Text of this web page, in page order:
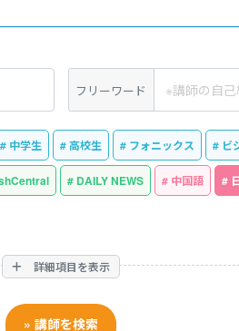
フリーワード
中学生 高校生 フォニックス ビ
DAILY NEWS 中国語
詳細項目を表示